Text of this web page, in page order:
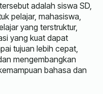
adalah siswa SD,
pelajar, mahasiswa,
yang terstruktur,
yang kuat dapat
tujuan lebih cepat,
mengembangkan
bahasa dan